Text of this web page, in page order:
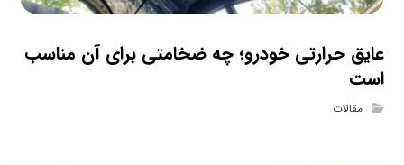
عایق حرارتی خودرو؛ چه ضخامتی برای آن مناسب
است
مقالات